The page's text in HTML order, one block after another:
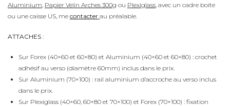
Aluminium Papier Velin Arches 300g ou Plexiglass , avec un cadre boite
ou une caisse US, me contacter au préalable.
ATTACHES :
Sur Forex (40×60 et 60×80) et Aluminium (40×60 et 60×80) : crochet
adhésif au verso (diamètre 60mm) inclus dans le prix.
Sur Aluminium (70×100) : rail aluminium d’accroche au verso inclus
dans le prix.
Sur Plexiglass (40×60, 60×80 et 70×100) et Forex (70×100) : fixation